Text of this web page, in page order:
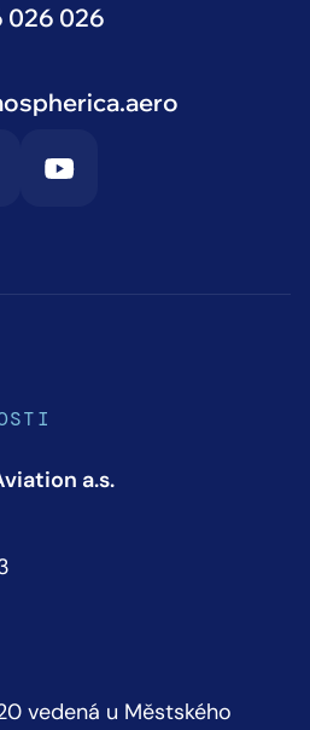
026 026
a.s.
vedená u Městského